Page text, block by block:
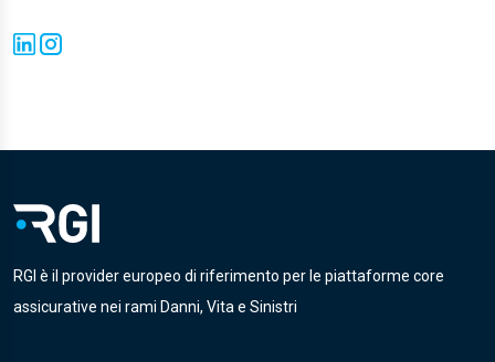
RGI è il provider europeo di riferimento per le piattaforme core
assicurative nei rami Danni, Vita e Sinistri